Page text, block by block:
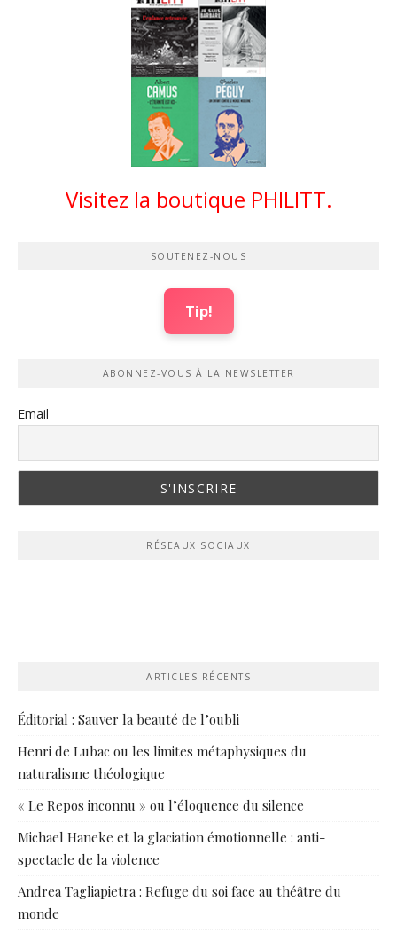
Visitez la boutique PHILITT.
SOUTENEZ-NOUS
Tip!
ABONNEZ-VOUS À LA NEWSLETTER
Email
RÉSEAUX SOCIAUX
ARTICLES RÉCENTS
Éditorial : Sauver la beauté de l’oubli
Henri de Lubac ou les limites métaphysiques du
naturalisme théologique
« Le Repos inconnu » ou l’éloquence du silence
Michael Haneke et la glaciation émotionnelle : anti-
spectacle de la violence
Andrea Tagliapietra : Refuge du soi face au théâtre du
monde